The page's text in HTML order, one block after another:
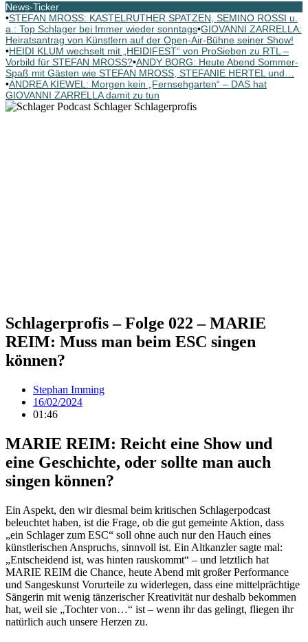
News-Ticker
•STEFAN MROSS: KASTELRUTHER SPATZEN, SEMINO ROSSI u.
a.: Top Schlager bei Immer wieder sonntags•GIOVANNI ZARRELLA:
Heiratsantrag von Künstlern auf der Open-Air-Bühne seiner Show!
•HEIDI KLUM wechselt mit „HEIDIFEST“ von ProSieben zu RTL –
Vorbild für STEFAN MROSS?•ANDY BORG: Heute Abend Sommer-
Spaß mit Gästen wie STEFAN MROSS, STEFANIE HERTEL und…
•ANDREA KIEWEL: Morgen kein „Fernsehgarten“ – DAS hat
GIOVANNI ZARRELLA damit zu tun
Schlagerprofis – Folge 022 – MARIE
REIM: Muss man beim ESC singen
können?
Stephan Imming
16/02/2024
01:46
MARIE REIM: Reicht eine Show und
eine Geschichte, oder sollte man auch
singen können?
Ein Aspekt, den wir diesmal beim kritischen Schlagerpodcast
beleuchtet haben, ist die Frage, ob die gut gemeinte Aktion, dass
„ein Schlager zum ESC“ soll ohne auch nur den Hauch eines
künstlerischen Anspruchs, sinnvoll ist. Ein Altkanzler sagte mal:
„Entscheidend ist, was hinten rauskommt“ – und letztlich hat
MARIE REIM die Chance, heute Abend mit großer Performance
und Sangeskunst Vorurteile zu widerlegen, dass eine mittelprächtige
Sängerin mit wenig tänzerischer Kreativität nur deshalb bekommen
hat, weil sie „Tochter von…“ ist – wenn ihr das gelingt, fliegen ihr
natürlich auch unsere Herzen zu.